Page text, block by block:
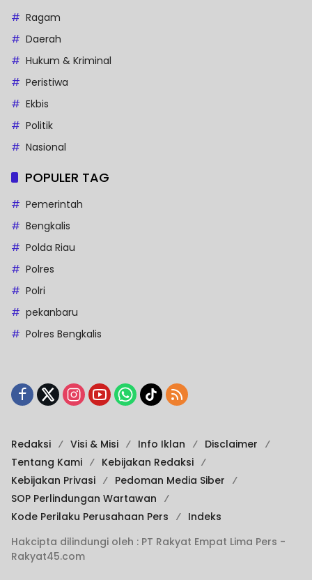
Ragam
Daerah
Hukum & Kriminal
Peristiwa
Ekbis
Politik
Nasional
POPULER TAG
Pemerintah
Bengkalis
Polda Riau
Polres
Polri
pekanbaru
Polres Bengkalis
Redaksi Visi & Misi Info Iklan
Disclaimer
Tentang Kami
Kebijakan Redaksi
Kebijakan Privasi
Pedoman Media Siber
SOP Perlindungan Wartawan
Kode Perilaku Perusahaan Pers
Indeks
Hakcipta dilindungi oleh : PT Rakyat Empat Lima Pers -
Rakyat45.com